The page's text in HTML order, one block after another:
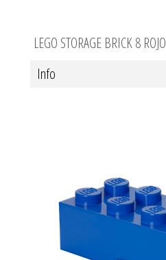
LEGO STORAGE BRICK 8 ROJO
Info